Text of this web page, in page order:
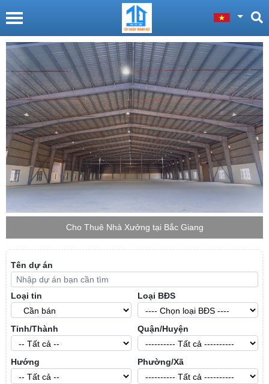
Cho Thuê Nhà Xưởng tại Bắc Giang
Tên dự án
Loại tin Loại BĐS
Tỉnh/Thành Quận/Huyện
Hướng Phường/Xã